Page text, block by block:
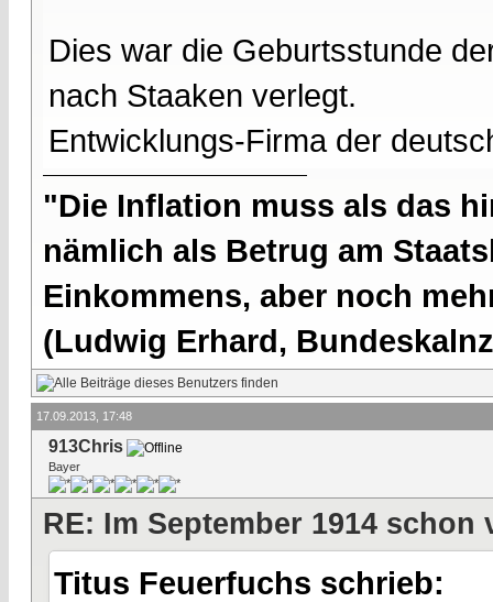
Dies war die Geburtsstunde
nach Staaken verlegt.
Entwicklungs-Firma der
"Die Inflation muss als das
nämlich als Betrug am
Einkommens, aber noch
(Ludwig Erhard,
17.09.2013, 17:48
913Chris
Bayer
RE: Im September 1914 schon
Titus Feuerfuchs schrieb: